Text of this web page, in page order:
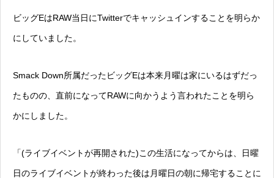
ビッグEはRAW当日にTwitterでキャッシュインすることを明らか
にしていました。
Smack Down所属だったビッグEは本来月曜は家にいるはずだっ
たものの、直前になってRAWに向かうよう言われたことを明ら
かにしました。
「(ライブイベントが再開された)この生活になってからは、日曜
日のライブイベントが終わった後は月曜日の朝に帰宅することに